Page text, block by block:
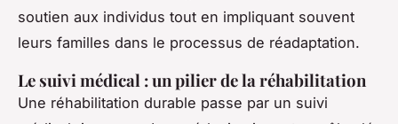
soutien aux individus tout en impliquant souvent
leurs familles dans le processus de réadaptation.
Le suivi médical : un pilier de la réhabilitation
Une réhabilitation durable passe par un suivi